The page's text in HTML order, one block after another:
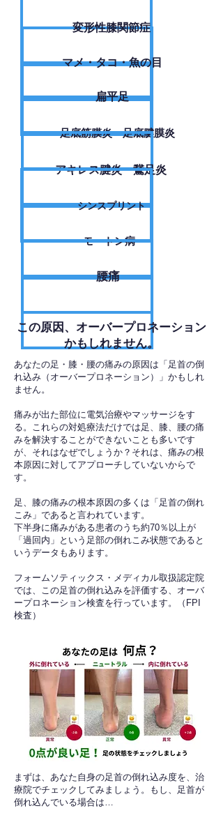
変形性膝関節症
​マメ・タコ・魚の目
扁平足
足底筋膜炎・足底腱膜炎
アキレス腱炎・鵞足炎
シンスプリント
モートン病
腰痛
​この原因、オーバープロネーション
かもしれません。
あなたの足・膝・腰の痛みの原因は「足首の倒
れ込み（オーバープロネーション）」かもしれ
ません。
痛みが出た部位に電気治療やマッサージをす
る。これらの対処療法だけでは足、膝、腰の痛
みを解決することができないことも多いです
が、それはなぜでしょうか？それは、痛みの根
本原因に対してアプローチしていないからで
す。
足、膝の痛みの根本原因の多くは「足首の倒れ
こみ」であると言われています。
下半身に痛みがある患者のうち約70％以上が
「過回内」という足部の倒れこみ状態であると
いうデータもあります。
フォームソティックス・メディカル取扱認定院
では、この足首の倒れ込みを評価する、オーバ
ープロネーション検査を行っています。（FPI
検査）​
​まずは、あなた自身の足首の倒れ込み度を、治
療院でチェックしてみましょう。もし、足首が
倒れ込んでいる場合は…